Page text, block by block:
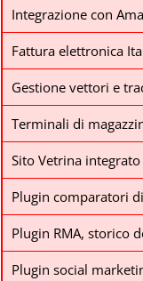
Integrazione con
Fattura elettronica
Gestione vettori e
Terminali di
Sito Vetrina integrato
Plugin comparatori
Plugin RMA, storico
Plugin social